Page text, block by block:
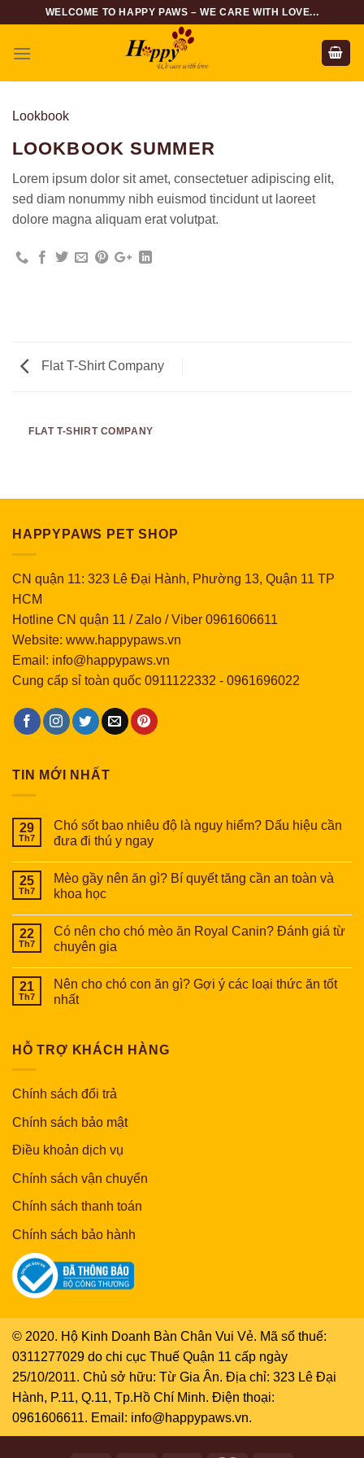
content
WELCOME TO HAPPY PAWS – WE CARE WITH LOVE...
Lookbook
LOOKBOOK SUMMER
Lorem ipsum dolor sit amet, consectetuer adipiscing elit,
sed diam nonummy nibh euismod tincidunt ut laoreet
dolore magna aliquam erat volutpat.
Flat T-Shirt Company
FLAT T-SHIRT COMPANY
HAPPYPAWS PET SHOP
CN quận 11: 323 Lê Đại Hành, Phường 13, Quận 11 TP
HCM
Hotline CN quận 11 / Zalo / Viber 0961606611
Website: www.happypaws.vn
Email: info@happypaws.vn
Cung cấp sỉ toàn quốc 0911122332 - 0961696022
TIN MỚI NHẤT
29
Th7
Chó sốt bao nhiêu độ là nguy hiểm? Dấu hiệu cần
đưa đi thú y ngay
25
Th7
Mèo gầy nên ăn gì? Bí quyết tăng cần an toàn và
khoa học
22
Th7
Có nên cho chó mèo ăn Royal Canin? Đánh giá từ
chuyên gia
21
Th7
Nên cho chó con ăn gì? Gợi ý các loại thức ăn tốt
nhất
HỖ TRỢ KHÁCH HÀNG
Chính sách đổi trả
Chính sách bảo mật
Điều khoản dịch vụ
Chính sách vận chuyển
Chính sách thanh toán
Chính sách bảo hành
© 2020. Hộ Kinh Doanh Bàn Chân Vui Vẻ. Mã số thuế:
0311277029 do chi cục Thuế Quận 11 cấp ngày
25/10/2011. Chủ sở hữu: Từ Gia Ân. Địa chỉ: 323 Lê Đại
Hành, P.11, Q.11, Tp.Hồ Chí Minh. Điện thoại:
0961606611. Email: info@happypaws.vn.